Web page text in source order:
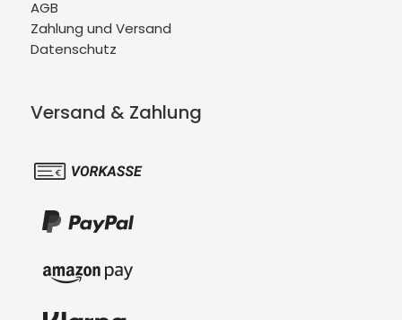
AGB
Zahlung und Versand
Datenschutz
Versand & Zahlung